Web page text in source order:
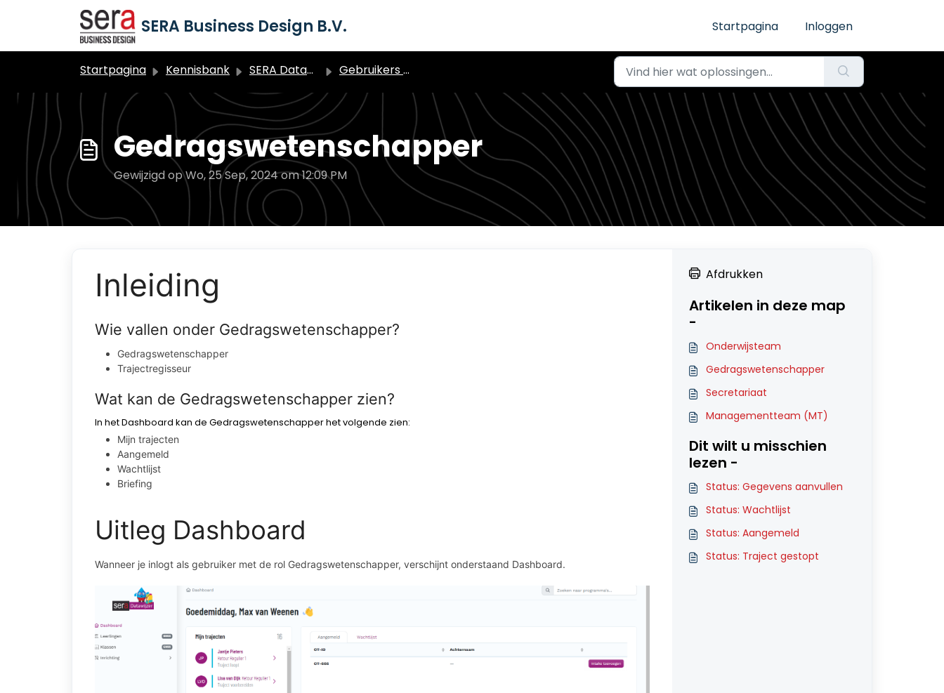
Doorgaan naar hoofdinhoud
SERA Business Design B.V. Startpagina Inloggen
Startpagina Kennisbank SERA Datawijzer Leerlingvolgsysteem Gebruikers (dashboard)
Gedragswetenschapper
Gewijzigd op Wo, 25 Sep, 2024 om 12:09 PM
Inleiding
Wie vallen onder Gedragswetenschapper?
Gedragswetenschapper
Trajectregisseur
Wat kan de Gedragswetenschapper zien?
In het Dashboard kan de Gedragswetenschapper het volgende zien:
Mijn trajecten
Aangemeld
Wachtlijst
Briefing
Uitleg Dashboard
Wanneer je inlogt als gebruiker met de rol Gedragswetenschapper, verschijnt onderstaand Dashboard.
Afdrukken
Artikelen in deze map
-
Onderwijsteam
Gedragswetenschapper
Secretariaat
Managementteam (MT)
Dit wilt u misschien
lezen -
Status: Gegevens aanvullen
Status: Wachtlijst
Status: Aangemeld
Status: Traject gestopt